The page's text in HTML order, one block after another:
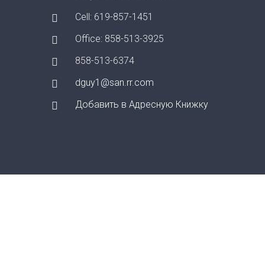
Cell: 619-857-1451
Office: 858-513-3925
858-513-6374
dguy1@san.rr.com
Добавить в Адресную Книжку